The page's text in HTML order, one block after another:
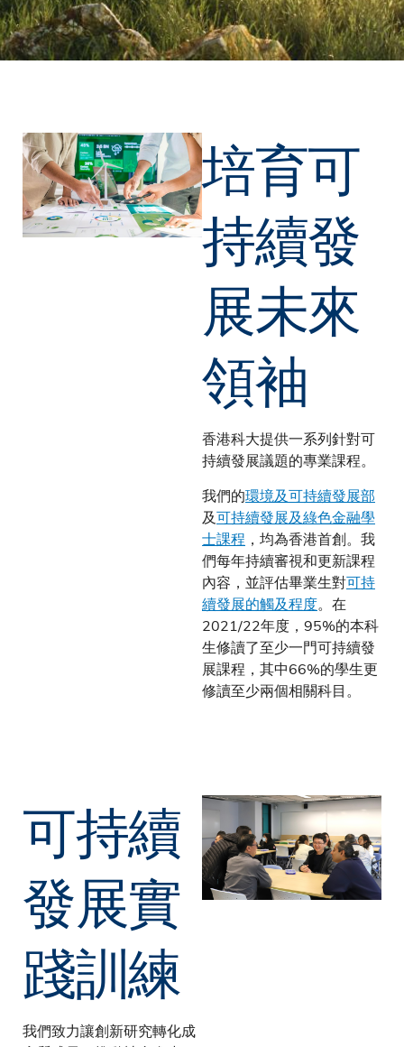
培育可
持續發
展未來
領袖
香港科大提供一系列針對可
持續發展議題的專業課程。
我們的環境及可持續發展部
及可持續發展及綠色金融學
士課程 ，均為香港首創。我
們每年持續審視和更新課程
內容，並評估畢業生對可持
續發展的觸及程度。在
2021/22年度，95%的本科
生修讀了至少一門可持續發
展課程，其中66%的學生更
修讀至少兩個相關科目。
可持續
發展實
踐訓練
我們致力讓創新研究轉化成